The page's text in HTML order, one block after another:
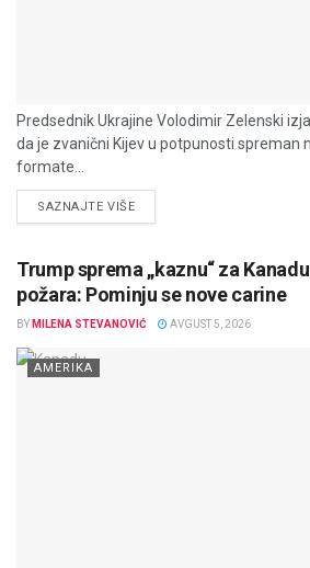
Predsednik Ukrajine Volodimir Zelenski
da je zvanični Kijev u potpunosti spreman
formate...
SAZNAJTE VIŠEDETAILS
Trump sprema „kaznu“ za
požara: Pominju se nove carine
BY MILENA STEVANOVIĆ AVGUST 5, 2026
AMERIKA